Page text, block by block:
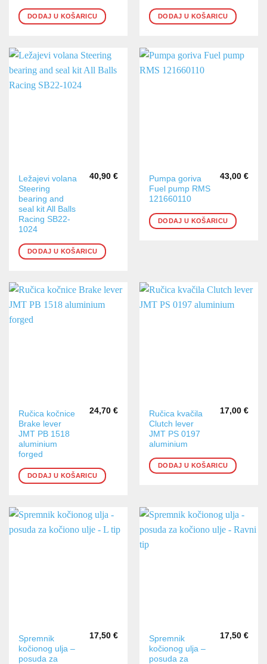
DODAJ U KOŠARICU DODAJ U KOŠARICU
Ležajevi volana
Steering
bearing and
seal kit All Balls
Racing SB22-
1024
40,90 €
DODAJ U KOŠARICU
Pumpa goriva
Fuel pump RMS
121660110
43,00 €
DODAJ U KOŠARICU
Ručica kočnice
Brake lever
JMT PB 1518
aluminium
forged
24,70 €
DODAJ U KOŠARICU
Ručica kvačila
Clutch lever
JMT PS 0197
aluminium
17,00 €
DODAJ U KOŠARICU
Spremnik
kočionog ulja –
posuda za
17,50 €
Spremnik
kočionog ulja –
posuda za
17,50 €